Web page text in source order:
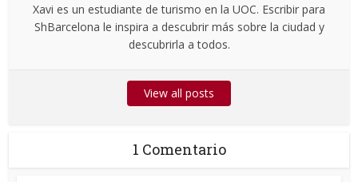
Xavi es un estudiante de turismo en la UOC. Escribir para
ShBarcelona le inspira a descubrir más sobre la ciudad y
descubrirla a todos.
View all posts
1 Comentario